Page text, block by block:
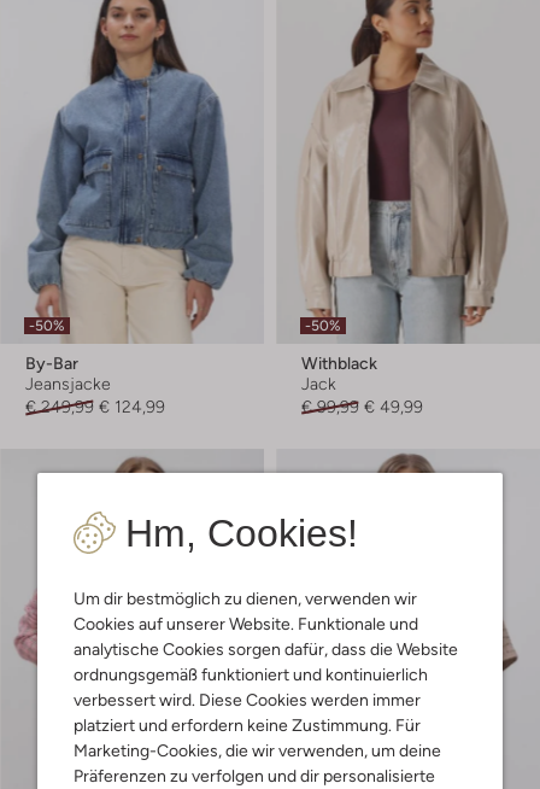
Hm, Cookies!
Um dir bestmöglich zu dienen, verwenden wir
Cookies auf unserer Website. Funktionale und
analytische Cookies sorgen dafür, dass die Website
ordnungsgemäß funktioniert und kontinuierlich
verbessert wird. Diese Cookies werden immer
platziert und erfordern keine Zustimmung. Für
Marketing-Cookies, die wir verwenden, um deine
Präferenzen zu verfolgen und dir personalisierte
-50%
By-Bar
Jeansjacke
€ 249,99 € 124,99
-50%
Withblack
Jack
€ 99,99 € 49,99